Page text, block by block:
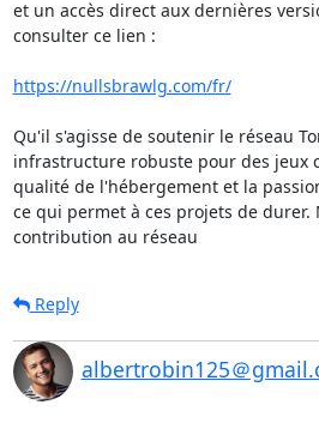
et un accès direct aux dernières
consulter ce lien :
https://nullsbrawlg.com/fr/
Qu'il s'agisse de soutenir le réseau
infrastructure robuste pour des jeux
qualité de l'hébergement et la
ce qui permet à ces projets de durer.
contribution au réseau
Reply
albertrobin125＠